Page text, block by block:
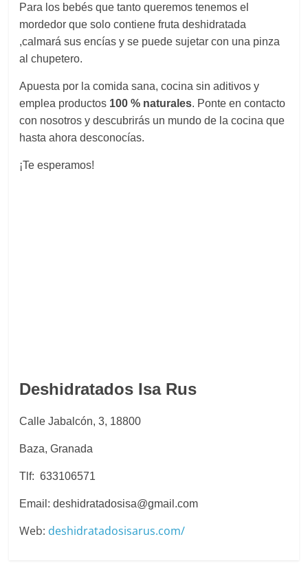
Para los bebés que tanto queremos tenemos el
mordedor que solo contiene fruta deshidratada
,calmará sus encías y se puede sujetar con una pinza
al chupetero.
Apuesta por la comida sana, cocina sin aditivos y
emplea productos 100 % naturales. Ponte en contacto
con nosotros y descubrirás un mundo de la cocina que
hasta ahora desconocías.
¡Te esperamos!
Deshidratados Isa Rus
Calle Jabalcón, 3, 18800
Baza, Granada
Tlf: 633106571
Email: deshidratadosisa@gmail.com
Web: deshidratadosisarus.com/